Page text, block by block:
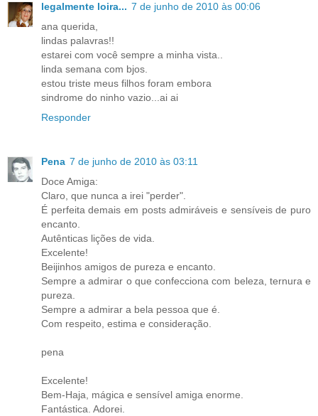
legalmente loira... 7 de junho de 2010 às 00:06
ana querida,
lindas palavras!!
estarei com você sempre a minha vista..
linda semana com bjos.
estou triste meus filhos foram embora
sindrome do ninho vazio...ai ai
Responder
Pena 7 de junho de 2010 às 03:11
Doce Amiga:
Claro, que nunca a irei "perder".
É perfeita demais em posts admiráveis e sensíveis de puro
encanto.
Autênticas lições de vida.
Excelente!
Beijinhos amigos de pureza e encanto.
Sempre a admirar o que confecciona com beleza, ternura e
pureza.
Sempre a admirar a bela pessoa que é.
Com respeito, estima e consideração.
pena
Excelente!
Bem-Haja, mágica e sensível amiga enorme.
Fantástica. Adorei.